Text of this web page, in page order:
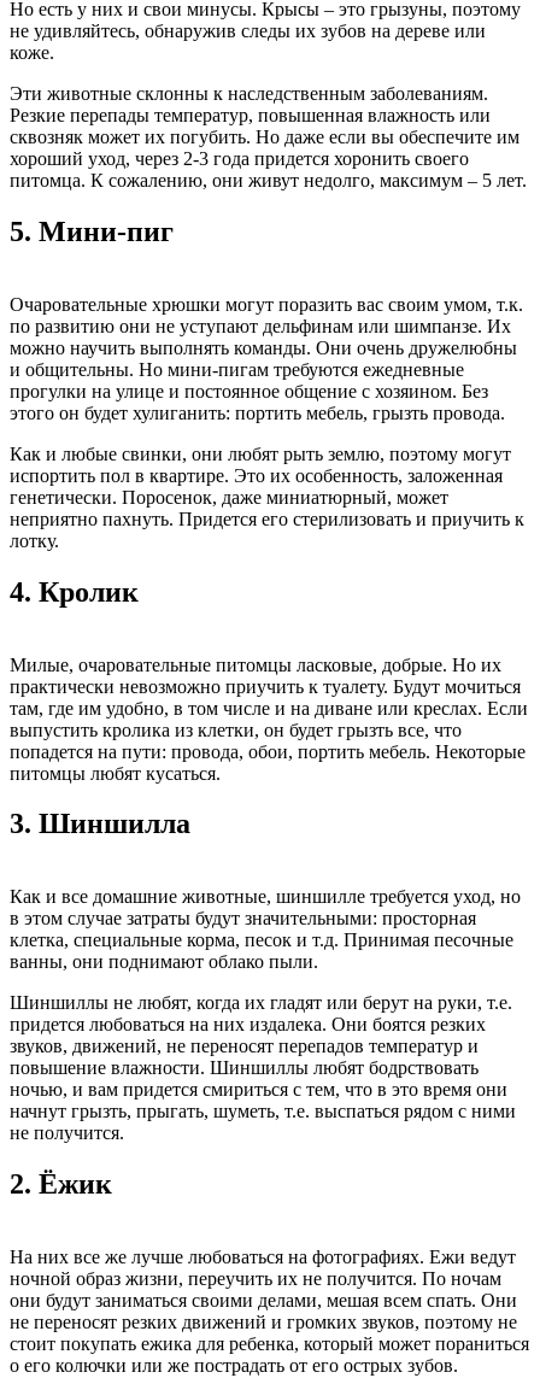
Но есть у них и свои минусы. Крысы – это грызуны, поэтому
не удивляйтесь, обнаружив следы их зубов на дереве или
коже.
Эти животные склонны к наследственным заболеваниям.
Резкие перепады температур, повышенная влажность или
сквозняк может их погубить. Но даже если вы обеспечите им
хороший уход, через 2-3 года придется хоронить своего
питомца. К сожалению, они живут недолго, максимум – 5 лет.
5. Мини-пиг
Очаровательные хрюшки могут поразить вас своим умом, т.к.
по развитию они не уступают дельфинам или шимпанзе. Их
можно научить выполнять команды. Они очень дружелюбны
и общительны. Но мини-пигам требуются ежедневные
прогулки на улице и постоянное общение с хозяином. Без
этого он будет хулиганить: портить мебель, грызть провода.
Как и любые свинки, они любят рыть землю, поэтому могут
испортить пол в квартире. Это их особенность, заложенная
генетически. Поросенок, даже миниатюрный, может
неприятно пахнуть. Придется его стерилизовать и приучить к
лотку.
4. Кролик
Милые, очаровательные питомцы ласковые, добрые. Но их
практически невозможно приучить к туалету. Будут мочиться
там, где им удобно, в том числе и на диване или креслах. Если
выпустить кролика из клетки, он будет грызть все, что
попадется на пути: провода, обои, портить мебель. Некоторые
питомцы любят кусаться.
3. Шиншилла
Как и все домашние животные, шиншилле требуется уход, но
в этом случае затраты будут значительными: просторная
клетка, специальные корма, песок и т.д. Принимая песочные
ванны, они поднимают облако пыли.
Шиншиллы не любят, когда их гладят или берут на руки, т.е.
придется любоваться на них издалека. Они боятся резких
звуков, движений, не переносят перепадов температур и
повышение влажности. Шиншиллы любят бодрствовать
ночью, и вам придется смириться с тем, что в это время они
начнут грызть, прыгать, шуметь, т.е. выспаться рядом с ними
не получится.
2. Ёжик
На них все же лучше любоваться на фотографиях. Ежи ведут
ночной образ жизни, переучить их не получится. По ночам
они будут заниматься своими делами, мешая всем спать. Они
не переносят резких движений и громких звуков, поэтому не
стоит покупать ежика для ребенка, который может пораниться
о его колючки или же пострадать от его острых зубов.